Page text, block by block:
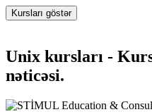
Unix kursları -
nəticəsi.